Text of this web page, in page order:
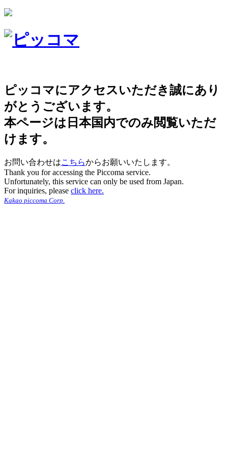
ピッコマにアクセスいただき誠にあり
がとうございます。
本ページは日本国内でのみ閲覧いただ
けます。
お問い合わせはこちらからお願いいたします。
Thank you for accessing the Piccoma service.
Unfortunately, this service can only be used from Japan.
For inquiries, please click here.
Kakao piccoma Corp.